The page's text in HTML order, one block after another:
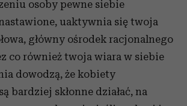
osoby pewne siebie
uaktywnia się twoja
główny ośrodek racjonalnego
co również twoja wiara w siebie
dowodzą, że kobiety
bardziej skłonne działać, na